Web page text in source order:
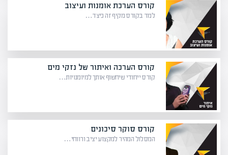
קורס הערכת אומנות ועיצוב
למד בקורס מקיף זה כיצד…
קורס הערכה ואיתור של נזקי מים
קורס ייחודי שיחשוף אותך למיומנויות…
קורס סוקר סיכונים
המסלול המהיר למקצוע יציב ורווחי…